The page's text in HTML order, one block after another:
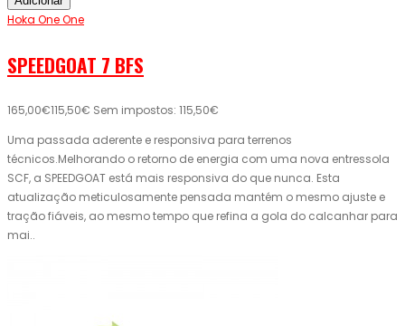
Hoka One One
SPEEDGOAT 7 BFS
165,00€115,50€ Sem impostos: 115,50€
Uma passada aderente e responsiva para terrenos
técnicos.Melhorando o retorno de energia com uma nova entressola
SCF, a SPEEDGOAT está mais responsiva do que nunca. Esta
atualização meticulosamente pensada mantém o mesmo ajuste e
tração fiáveis, ao mesmo tempo que refina a gola do calcanhar para
mai..